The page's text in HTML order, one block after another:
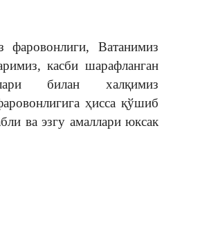
Ватанимиз
касби шарафланган
билан халқимиз
ҳисса қўшиб
ва эзгу амаллари юксак